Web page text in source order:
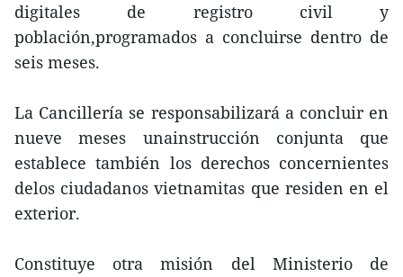
digitales de registro civil y
población,programados a concluirse dentro de
seis meses.
La Cancillería se responsabilizará a concluir en
nueve meses unainstrucción conjunta que
establece también los derechos concernientes
delos ciudadanos vietnamitas que residen en el
exterior.
Constituye otra misión del Ministerio de